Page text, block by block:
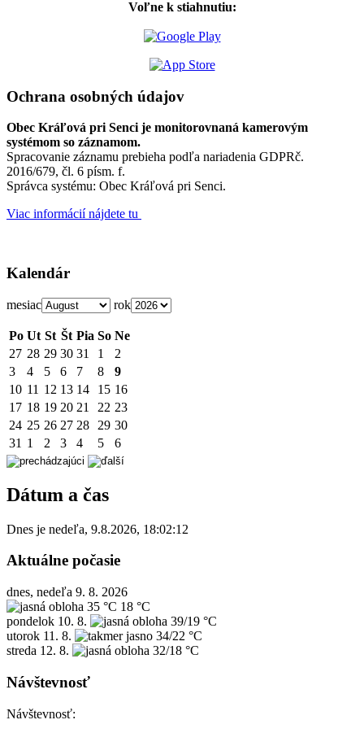
Voľne k stiahnutiu:
Ochrana osobných údajov
Obec Kráľová pri Senci je monitorovnaná kamerovým
systémom so záznamom.
Spracovanie záznamu prebieha podľa nariadenia GDPRč.
2016/679, čl. 6 písm. f.
Správca systému: Obec Kráľová pri Senci.
Viac informácií nájdete tu
Kalendár
mesiac rok
Po Ut St Št Pia So Ne
27 28 29 30 31 1
2
3
4 5 6 7 8
9
10 11 12 13 14 15 16
17 18 19 20 21 22 23
24 25 26 27 28 29 30
31 1 2 3 4 5 6
Dátum a čas
Dnes je nedeľa, 9.8.2026, 18:02:12
Aktuálne počasie
dnes, nedeľa 9. 8. 2026
35 °C 18 °C
pondelok 10. 8.
39/19 °C
utorok 11. 8.
34/22 °C
streda 12. 8. 32/18 °C
Návštevnosť
Návštevnosť: